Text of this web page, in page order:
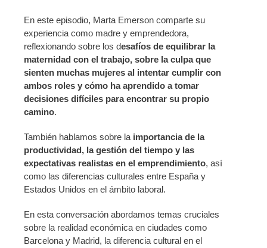
En este episodio, Marta Emerson comparte su
experiencia como madre y emprendedora,
reflexionando sobre los desafíos de equilibrar la
maternidad con el trabajo, sobre la culpa que
sienten muchas mujeres al intentar cumplir con
ambos roles y cómo ha aprendido a tomar
decisiones difíciles para encontrar su propio
camino.
También hablamos sobre la importancia de la
productividad, la gestión del tiempo y las
expectativas realistas en el emprendimiento, así
como las diferencias culturales entre España y
Estados Unidos en el ámbito laboral.
En esta conversación abordamos temas cruciales
sobre la realidad económica en ciudades como
Barcelona y Madrid, la diferencia cultural en el